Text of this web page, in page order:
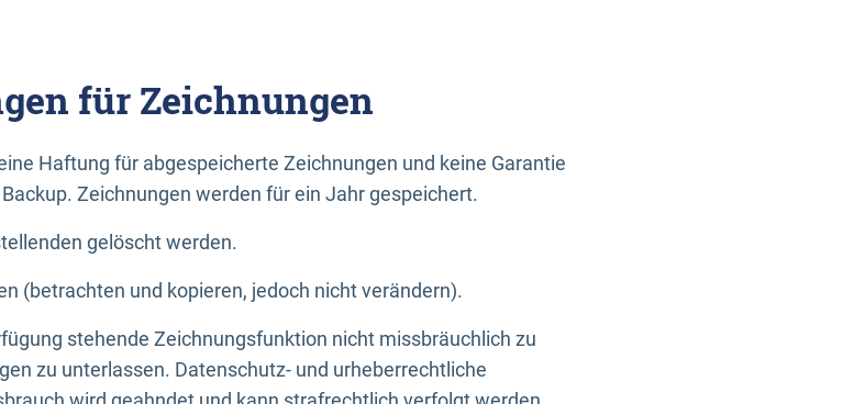
für Zeichnungen
Haftung für abgespeicherte Zeichnungen und keine Garantie
Zeichnungen werden für ein Jahr gespeichert.
gelöscht werden.
(betrachten und kopieren, jedoch nicht verändern).
stehende Zeichnungsfunktion nicht missbräuchlich zu
zu unterlassen. Datenschutz- und urheberrechtliche